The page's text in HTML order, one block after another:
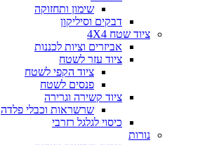
שימון ותחזוקה
דבקים וסיליקון
ציוד שטח 4X4
אביזרים וציות לכננות
ציוד עזר לשטח
ציוד הקפי לשטח
פנסים לשטח
ציוד קשירה וגרירה
שרשראות וכבלי פלדה
כיסוי לגלגל רזרבי
נורות